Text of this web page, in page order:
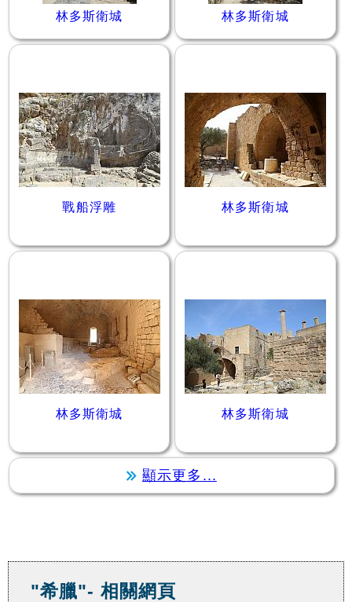
林多斯衛城 林多斯衛城
戰船浮雕 林多斯衛城
林多斯衛城 林多斯衛城
顯示更多...
"希臘"- 相關網頁